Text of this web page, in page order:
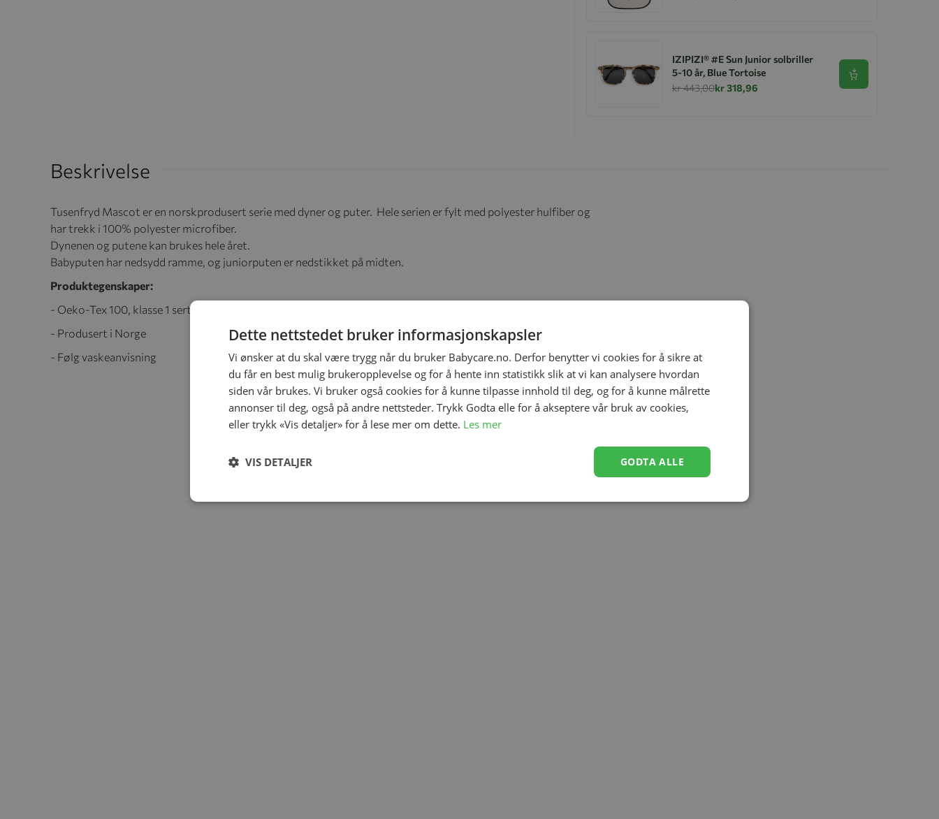
IZIPIZI® #E Sun Junior solbriller
5-10 år, Blue Tortoise
kr 443,00kr 318,96
Se produkt
Beskrivelse
Tusenfryd Mascot er en norskprodusert serie med dyner og puter. Hele serien er fylt med polyester hulfiber og
har trekk i 100% polyester microfiber.
Dynenen og putene kan brukes hele året.
Babyputen har nedsydd ramme, og juniorputen er nedstikket på midten.
Produktegenskaper:
- Oeko-Tex 100, klasse 1 sertifisert
- Produsert i Norge
- Følg vaskeanvisning
Dette nettstedet bruker informasjonskapsler
Vi ønsker at du skal være trygg når du bruker Babycare.no. Derfor benytter vi cookies for å sikre at
du får en best mulig brukeropplevelse og for å hente inn statistikk slik at vi kan analysere hvordan
siden vår brukes. Vi bruker også cookies for å kunne tilpasse innhold til deg, og for å kunne målrette
annonser til deg, også på andre nettsteder. Trykk Godta elle for å akseptere vår bruk av cookies,
eller trykk «Vis detaljer» for å lese mer om dette. Les mer
GODTA ALLE
VIS DETALJER